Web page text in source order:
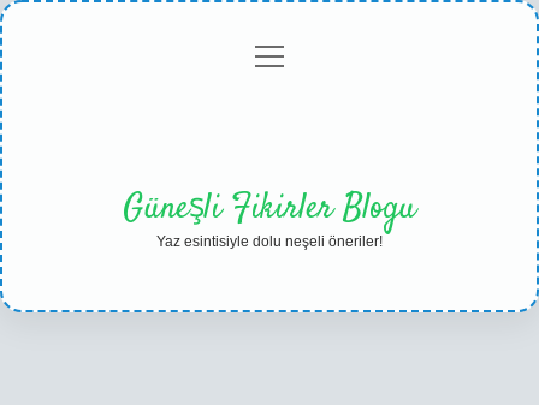
Gizlilikmenüyü
Güneşli Fikirler Blogu
Yaz esintisiyle dolu neşeli öneriler!